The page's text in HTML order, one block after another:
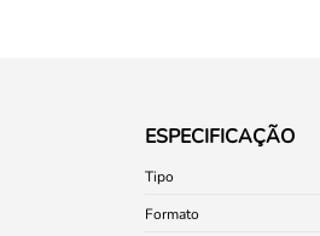
ESPECIFICAÇÃO
Tipo
Formato